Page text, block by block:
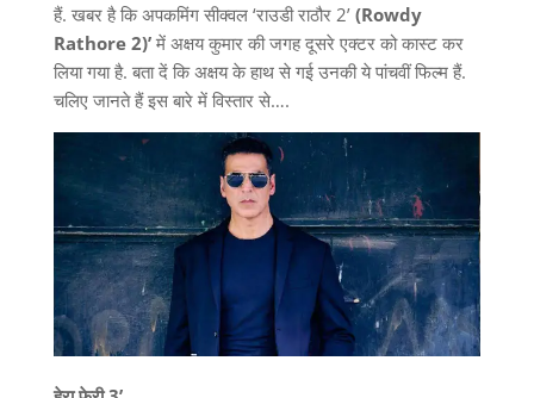
हैं. खबर है कि अपकमिंग सीक्वल ‘राउडी राठौर 2’(Rowdy
Rathore 2)’में अक्षय कुमार की जगह दूसरे एक्टर को कास्ट कर
लिया गया है. बता दें कि अक्षय के हाथ से गई उनकी ये पांचवीं फिल्म हैं.
चलिए जानते हैं इस बारे में विस्तार से….